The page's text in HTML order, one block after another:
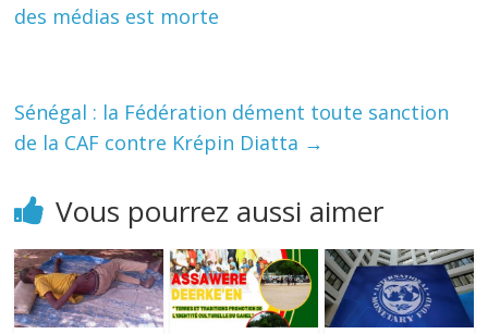
des médias est morte
Sénégal : la Fédération dément toute sanction
de la CAF contre Krépin Diatta →
Vous pourrez aussi aimer